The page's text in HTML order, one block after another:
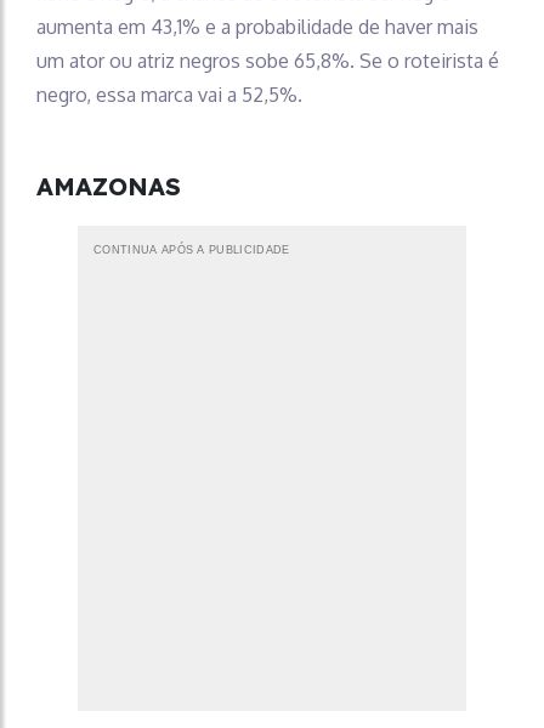
aumenta em 43,1% e a probabilidade de haver mais
um ator ou atriz negros sobe 65,8%. Se o roteirista é
negro, essa marca vai a 52,5%.
AMAZONAS
CONTINUA APÓS A PUBLICIDADE